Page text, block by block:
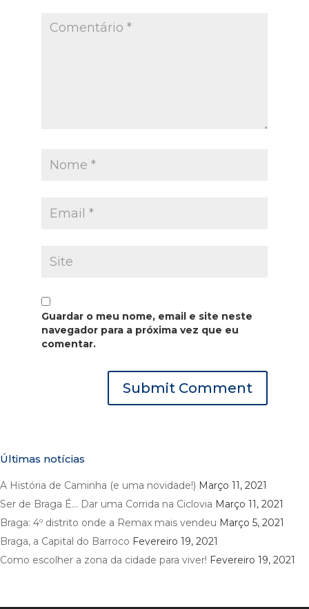
Guardar o meu nome, email e site neste
navegador para a próxima vez que eu
comentar.
Últimas notícias
A História de Caminha (e uma novidade!) Março 11, 2021
Ser de Braga É… Dar uma Corrida na Ciclovia Março 11, 2021
Braga: 4º distrito onde a Remax mais vendeu Março 5, 2021
Braga, a Capital do Barroco Fevereiro 19, 2021
Como escolher a zona da cidade para viver! Fevereiro 19, 2021